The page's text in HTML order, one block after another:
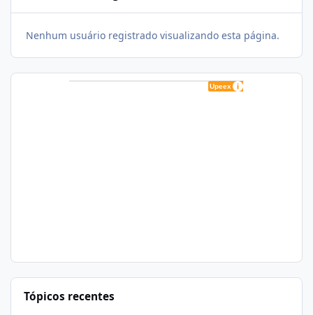
Nenhum usuário registrado visualizando esta página.
Tópicos recentes